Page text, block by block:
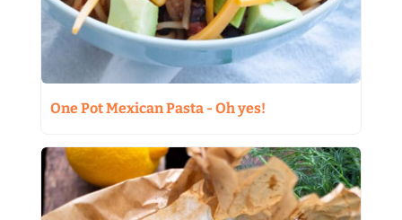
One Pot Mexican Pasta - Oh yes!